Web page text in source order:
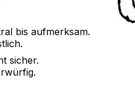
bis aufmerksam.
sicher.